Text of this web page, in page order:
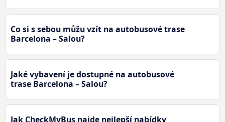
Co si s sebou můžu vzít na autobusové trase
Barcelona – Salou?
Jaké vybavení je dostupné na autobusové
trase Barcelona – Salou?
Jak CheckMyBus najde nejlepší nabídky